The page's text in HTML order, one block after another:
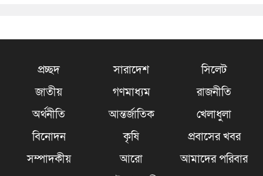
প্রচ্ছদ সারাদেশ
সিলেট
জাতীয়
গণমাধ্যম
রাজনীতি
অর্থনীতি
আন্তর্জাতিক
খেলাধুলা
বিনোদন
কৃষি
প্রবাসের খবর
সম্পাদকীয়
আরো
আমাদের পরিবার